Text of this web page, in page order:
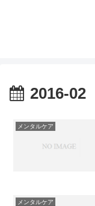
2016-02
メンタルケア
メンタルケア